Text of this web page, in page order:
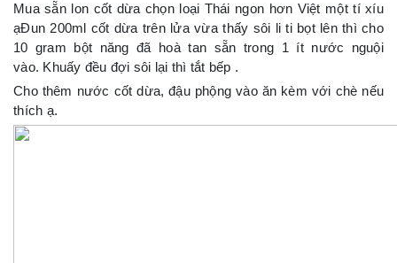
Mua sẵn lon cốt dừa chọn loại Thái ngon hơn Việt một tí xíu
ạĐun 200ml cốt dừa trên lửa vừa thấy sôi li ti bọt lên thì cho
10 gram bột năng đã hoà tan sẵn trong 1 ít nước nguội
vào. Khuấy đều đợi sôi lại thì tắt bếp .
Cho thêm nước cốt dừa, đậu phộng vào ăn kèm với chè nếu
thích ạ.